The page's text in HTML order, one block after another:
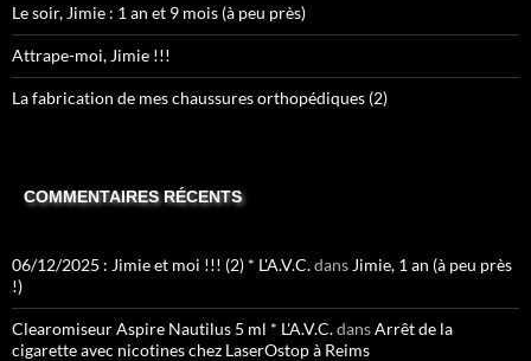
Le soir, Jimie : 1 an et 9 mois (à peu près)
Attrape-moi, Jimie !!!
La fabrication de mes chaussures orthopédiques (2)
COMMENTAIRES RÉCENTS
06/12/2025 : Jimie et moi !!! (2) * L'A.V.C.dans Jimie, 1 an (à peu près
!)
Clearomiseur Aspire Nautilus 5 ml * L'A.V.C.dansArrêt de la
cigarette avec nicotines chez LaserOstop à Reims